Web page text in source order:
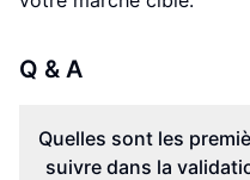
Q & A
Quelles sont les
suivre dans la